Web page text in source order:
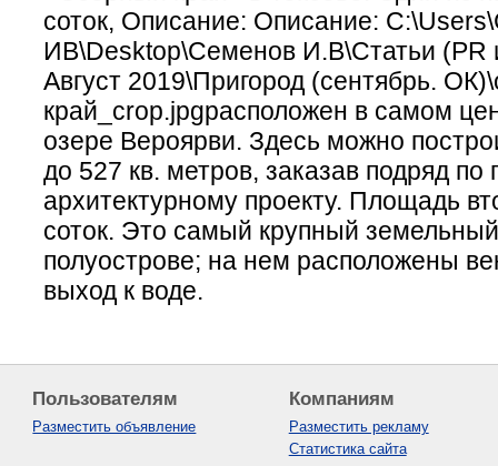
соток, Описание: Описание:
ИВ\Desktop\Семенов И.В\Статьи
Август 2019\Пригород (сентябрь.
край_crop.jpgрасположен в самом
озере Вероярви. Здесь можно
до 527 кв. метров, заказав подряд по
архитектурному проекту. Площадь
соток. Это самый крупный
полуострове; на нем расположены
выход к воде.
Пользователям
Разместить объявление
Компаниям
Разместить рекламу
Статистика сайта